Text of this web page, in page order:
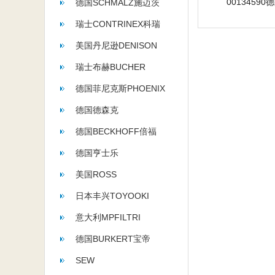
德国SCHMALZ施迈茨
瑞士CONTRINEX科瑞
美国丹尼逊DENISON
瑞士布赫BUCHER
德国菲尼克斯PHOENIX
德国德森克
德国BECKHOFF倍福
德国亨士乐
HENGSTLER
美国ROSS
日本丰兴TOYOOKI
意大利MPFILTRI
德国BURKERT宝帝
SEW